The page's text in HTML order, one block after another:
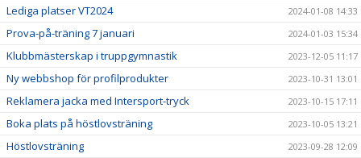
Lediga platser VT2024 2024-01-08 14:33
Prova-på-träning 7 januari 2024-01-03 15:34
Klubbmästerskap i truppgymnastik 2023-12-05 11:17
Ny webbshop för profilprodukter 2023-10-31 13:01
Reklamera jacka med Intersport-tryck 2023-10-15 17:11
Boka plats på höstlovsträning 2023-10-05 13:21
Höstlovsträning 2023-09-28 12:09